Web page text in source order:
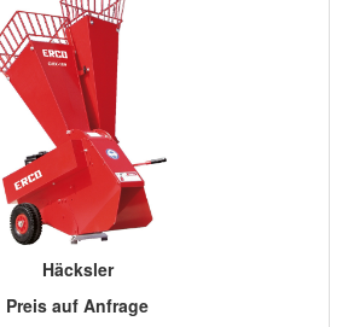
Häcksler
Preis auf Anfrage